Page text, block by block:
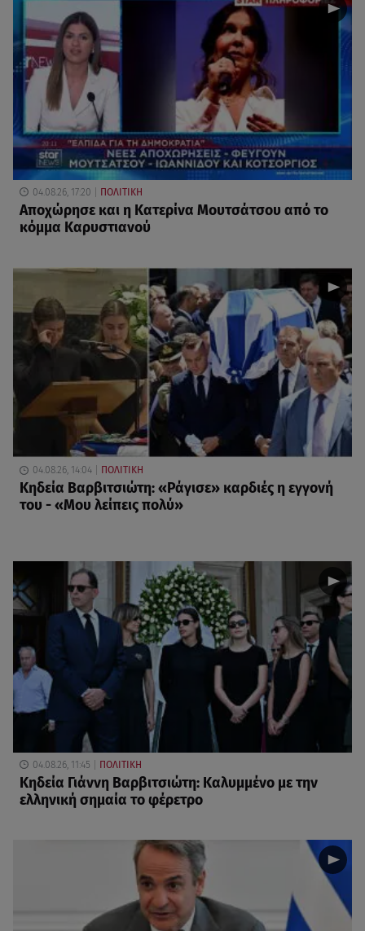
04.08.26, 17:20 ΠΟΛΙΤΙΚΗ
Αποχώρησε και η Κατερίνα Μουτσάτσου από το
κόμμα Καρυστιανού
04.08.26, 14:04 ΠΟΛΙΤΙΚΗ
Κηδεία Βαρβιτσιώτη: «Ράγισε» καρδιές η εγγονή
του - «Μου λείπεις πολύ»
04.08.26, 11:45 ΠΟΛΙΤΙΚΗ
Κηδεία Γιάννη Βαρβιτσιώτη: Καλυμμένο με την
ελληνική σημαία το φέρετρο